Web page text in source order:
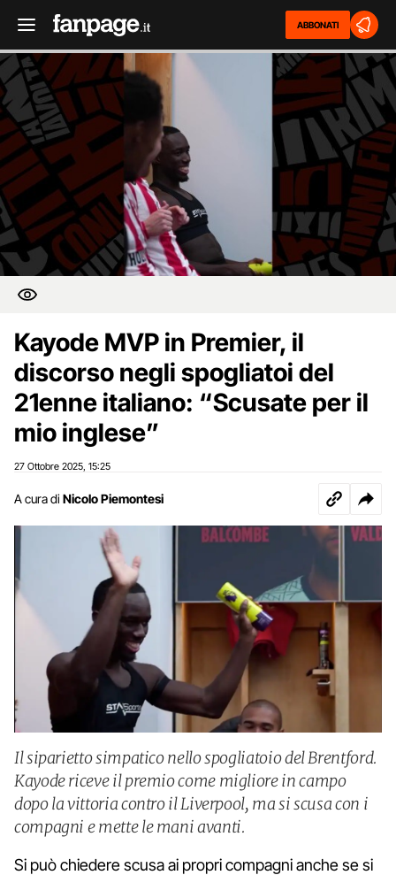
ABBONATI
Kayode MVP in Premier, il
discorso negli spogliatoi del
21enne italiano: “Scusate per il
mio inglese”
27 Ottobre 2025 15:25
A cura di Nicolo Piemontesi
Il siparietto simpatico nello spogliatoio del Brentford.
Kayode riceve il premio come migliore in campo
dopo la vittoria contro il Liverpool, ma si scusa con i
compagni e mette le mani avanti.
Si può chiedere scusa ai propri compagni anche se si